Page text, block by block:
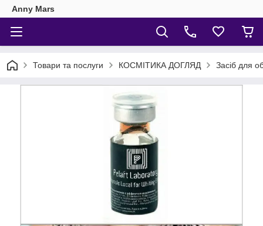
Anny Mars
Товари та послуги КОСМІТИКА ДОГЛЯД Засіб для